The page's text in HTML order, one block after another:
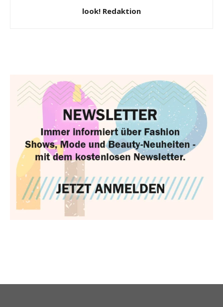
look! Redaktion